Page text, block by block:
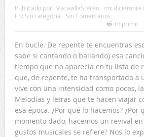
Publicado por: MaravillaStereo on: diciembre
En: Sin categoría
Sin Comentarios
Imprimir
En bucle. De repente te encuentras
sabe si cantando o bailando) esa
tiempo que no aparecía en tu lista de
que, de repente, te ha transportado a
vive con una intensidad como pocas,
Melodías y letras que te hacen viajar
esa época. ¿Por qué lo hacemos? ¿Por
momento dado, hacemos un revival
gustos musicales se refiere? Nos lo